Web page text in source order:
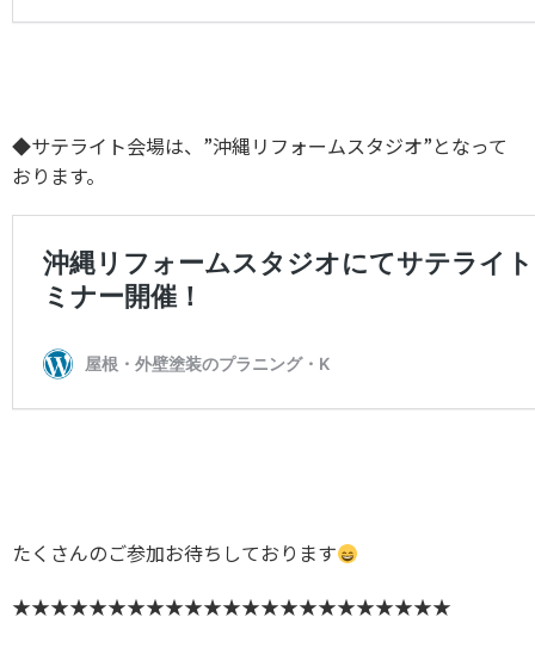
◆サテライト会場は、”沖縄リフォームスタジオ”となって
おります。
たくさんのご参加お待ちしております
★★★★★★★★★★★★★★★★★★★★★★★